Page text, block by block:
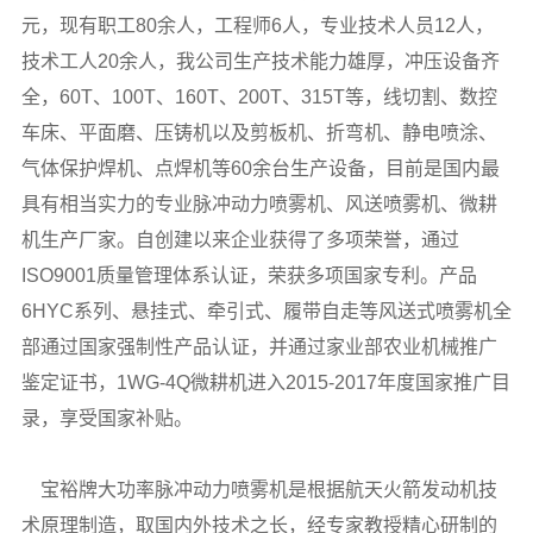
元，现有职工80余人，工程师6人，专业技术人员12人，
技术工人20余人，我公司生产技术能力雄厚，冲压设备齐
全，60T、100T、160T、200T、315T等，线切割、数控
车床、平面磨、压铸机以及剪板机、折弯机、静电喷涂、
气体保护焊机、点焊机等60余台生产设备，目前是国内最
具有相当实力的专业脉冲动力喷雾机、风送喷雾机、微耕
机生产厂家。自创建以来企业获得了多项荣誉，通过
ISO9001质量管理体系认证，荣获多项国家专利。产品
6HYC系列、悬挂式、牵引式、履带自走等风送式喷雾机全
部通过国家强制性产品认证，并通过家业部农业机械推广
鉴定证书，1WG-4Q微耕机进入2015-2017年度国家推广目
录，享受国家补贴。
宝裕牌大功率脉冲动力喷雾机是根据航天火箭发动机技
术原理制造，取国内外技术之长，经专家教授精心研制的